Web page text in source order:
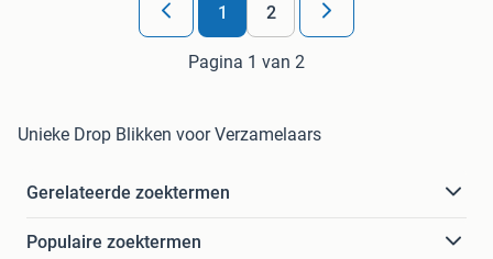
1 2
Pagina 1 van 2
Unieke Drop Blikken voor Verzamelaars
Gerelateerde zoektermen
Populaire zoektermen